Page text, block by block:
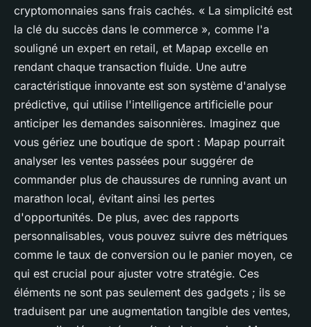
cryptomonnaies sans frais cachés. « La simplicité est
la clé du succès dans le commerce », comme l'a
souligné un expert en retail, et Mapap excelle en
rendant chaque transaction fluide. Une autre
caractéristique innovante est son système d'analyse
prédictive, qui utilise l'intelligence artificielle pour
anticiper les demandes saisonnières. Imaginez que
vous gériez une boutique de sport : Mapap pourrait
analyser les ventes passées pour suggérer de
commander plus de chaussures de running avant un
marathon local, évitant ainsi les pertes
d'opportunités. De plus, avec des rapports
personnalisables, vous pouvez suivre des métriques
comme le taux de conversion ou le panier moyen, ce
qui est crucial pour ajuster votre stratégie. Ces
éléments ne sont pas seulement des gadgets ; ils se
traduisent par une augmentation tangible des ventes,